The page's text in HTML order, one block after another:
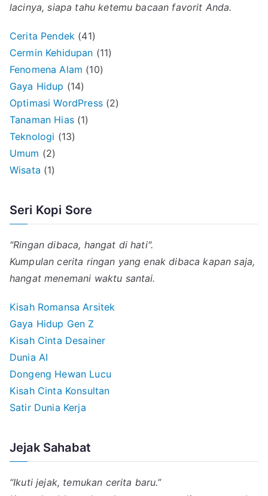
lacinya, siapa tahu ketemu bacaan favorit Anda.
Cerita Pendek (41)
Cermin Kehidupan (11)
Fenomena Alam (10)
Gaya Hidup (14)
Optimasi WordPress(2)
Tanaman Hias(1)
Teknologi (13)
Umum (2)
Wisata (1)
Seri Kopi Sore
"Ringan dibaca, hangat di hati".
Kumpulan cerita ringan yang enak dibaca kapan saja,
hangat menemani waktu santai.
Kisah Romansa Arsitek
Gaya Hidup Gen Z
Kisah Cinta Desainer
Dunia AI
Dongeng Hewan Lucu
Kisah Cinta Konsultan
Satir Dunia Kerja
Jejak Sahabat
“Ikuti jejak, temukan cerita baru.”